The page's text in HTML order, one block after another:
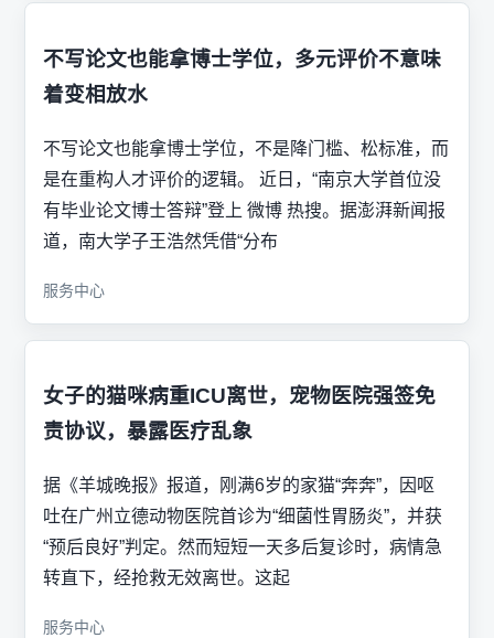
不写论文也能拿博士学位，多元评价不意味
着变相放水
不写论文也能拿博士学位，不是降门槛、松标准，而
是在重构人才评价的逻辑。 近日，“南京大学首位没
有毕业论文博士答辩”登上 微博 热搜。据澎湃新闻报
道，南大学子王浩然凭借“分布
服务中心
女子的猫咪病重ICU离世，宠物医院强签免
责协议，暴露医疗乱象
据《羊城晚报》报道，刚满6岁的家猫“奔奔”，因呕
吐在广州立德动物医院首诊为“细菌性胃肠炎”，并获
“预后良好”判定。然而短短一天多后复诊时，病情急
转直下，经抢救无效离世。这起
服务中心